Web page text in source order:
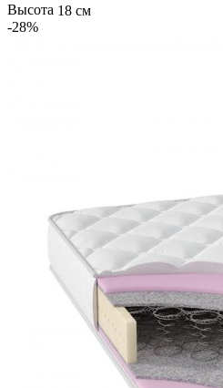
Высота 18 см
-28%